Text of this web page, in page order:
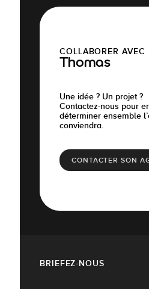
COLLABORER AVEC
Thomas
Une idée ? Un projet ?
Contactez-nous pour
déterminer ensemble
conviendra.
CONTACTER SON
BRIEFEZ-NOUS